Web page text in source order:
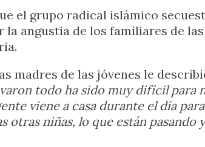
el grupo radical islámico
angustia de los familiares de
madres de las jóvenes le
todo ha sido muy difícil para
viene a casa durante el día
otras niñas, lo que están